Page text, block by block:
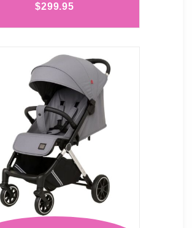
$299.95